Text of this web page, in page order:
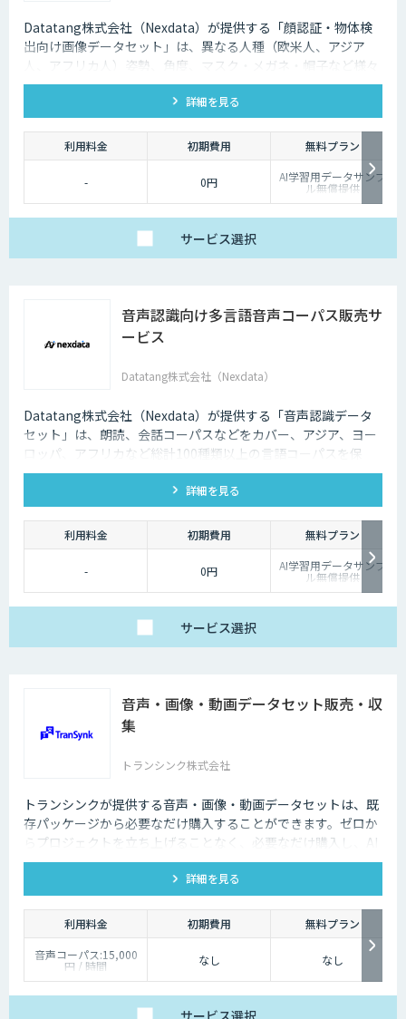
Datatang株式会社（Nexdata）が提供する「顔認証・物体検
出向け画像データセット」は、異なる人種（欧米人、アジア
人、アフリカ人）姿勢、角度、マスク・メガネ・帽子など様々
な状況をカバー、総計500万枚を超えています。
詳細を見る
利用料金 初期費用 無料プラン
- 0円 AI学習用データサンプ
ル無償提供
サービス選択
音声認識向け多言語音声コーパス販売サ
ービス
Datatang株式会社（Nexdata）
Datatang株式会社（Nexdata）が提供する「音声認識データ
セット」は、朗読、会話コーパスなどをカバー、アジア、ヨー
ロッパ、アフリカなど総計100種類以上の言語コーパスを保
有、様々な音声認識・合成タスクに対応可能です。
詳細を見る
利用料金 初期費用 無料プラン
- 0円 AI学習用データサンプ
ル無償提供
サービス選択
音声・画像・動画データセット販売・収
集
トランシンク株式会社
トランシンクが提供する音声・画像・動画データセットは、既
存パッケージから必要なだけ購入することができます。ゼロか
らプロジェクトを立ち上げることなく、必要なだけ購入し、AI
モデルの開発ができます。
詳細を見る
利用料金 初期費用
無料プラン
音声コーパス:15,000
円 / 時間
人物写真画像収集:300
なし なし